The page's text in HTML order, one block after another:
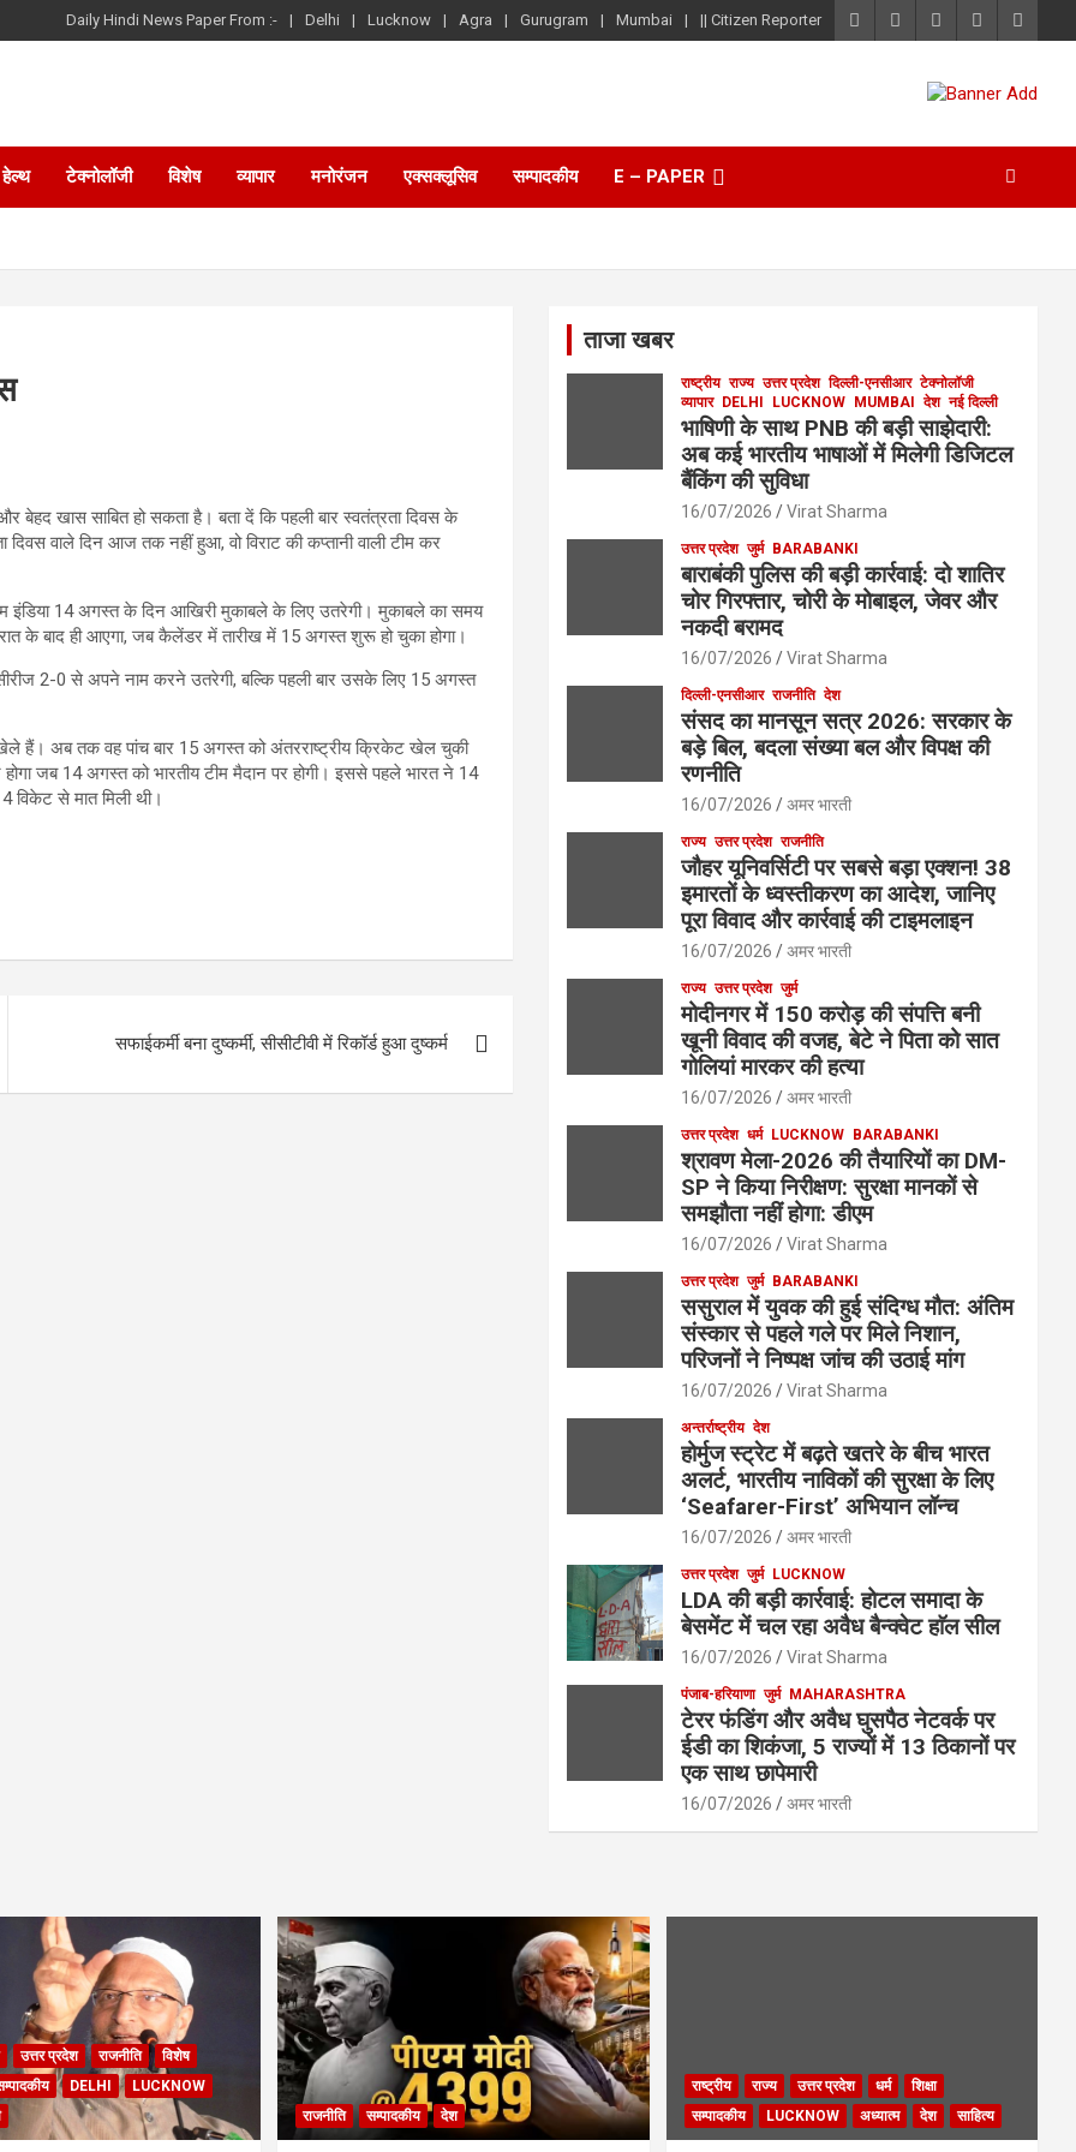
Daily Hindi News Paper From :- Delhi Lucknow Agra Gurugram Mumbai || Citizen Reporter
हेल्थ टेक्नोलॉजी विशेष व्यापार मनोरंजन एक्सक्लूसिव सम्पादकीय E – PAPER
खास साबित हो सकता है। बता दें कि पहली बार स्वतंत्रता दिवस के
वाले दिन आज तक नहीं हुआ, वो विराट की कप्तानी वाली टीम कर
14 अगस्त के दिन आखिरी मुकाबले के लिए उतरेगी। मुकाबले का समय
के बाद ही आएगा, जब कैलेंडर में तारीख में 15 अगस्त शुरू हो चुका होगा।
2-0 से अपने नाम करने उतरेगी, बल्कि पहली बार उसके लिए 15 अगस्त
हैं। अब तक वह पांच बार 15 अगस्त को अंतरराष्ट्रीय क्रिकेट खेल चुकी
जब 14 अगस्त को भारतीय टीम मैदान पर होगी। इससे पहले भारत ने 14
विकेट से मात मिली थी।
सफाईकर्मी बना दुष्कर्मी, सीसीटीवी में रिकॉर्ड हुआ दुष्कर्म
ताजा खबर
राष्ट्रीय राज्य उत्तर प्रदेश दिल्ली-एनसीआर टेक्नोलॉजी
व्यापार
DELHI LUCKNOW MUMBAI देश नई दिल्ली
भाषिणी के साथ PNB की बड़ी साझेदारी:
अब कई भारतीय भाषाओं में मिलेगी डिजिटल
बैंकिंग की सुविधा
16/07/2026 Virat Sharma
उत्तर प्रदेश जुर्म BARABANKI
बाराबंकी पुलिस की बड़ी कार्रवाई: दो शातिर
चोर गिरफ्तार, चोरी के मोबाइल, जेवर और
नकदी बरामद
16/07/2026 Virat Sharma
दिल्ली-एनसीआर राजनीति देश
संसद का मानसून सत्र 2026: सरकार के
बड़े बिल, बदला संख्या बल और विपक्ष की
रणनीति
16/07/2026 अमर भारती
राज्य उत्तर प्रदेश राजनीति
जौहर यूनिवर्सिटी पर सबसे बड़ा एक्शन! 38
इमारतों के ध्वस्तीकरण का आदेश, जानिए
पूरा विवाद और कार्रवाई की टाइमलाइन
16/07/2026 अमर भारती
राज्य उत्तर प्रदेश जुर्म
मोदीनगर में 150 करोड़ की संपत्ति बनी
खूनी विवाद की वजह, बेटे ने पिता को सात
गोलियां मारकर की हत्या
16/07/2026 अमर भारती
उत्तर प्रदेश धर्म LUCKNOW BARABANKI
श्रावण मेला-2026 की तैयारियों का DM-
SP ने किया निरीक्षण: सुरक्षा मानकों से
समझौता नहीं होगा: डीएम
16/07/2026 Virat Sharma
उत्तर प्रदेश जुर्म BARABANKI
ससुराल में युवक की हुई संदिग्ध मौत: अंतिम
संस्कार से पहले गले पर मिले निशान,
परिजनों ने निष्पक्ष जांच की उठाई मांग
16/07/2026 Virat Sharma
अन्तर्राष्ट्रीय देश
होर्मुज स्ट्रेट में बढ़ते खतरे के बीच भारत
अलर्ट, भारतीय नाविकों की सुरक्षा के लिए
‘Seafarer-First’ अभियान लॉन्च
16/07/2026 अमर भारती
उत्तर प्रदेश जुर्म LUCKNOW
LDA की बड़ी कार्रवाई: होटल समादा के
बेसमेंट में चल रहा अवैध बैन्क्वेट हाॅल सील
16/07/2026 Virat Sharma
पंजाब-हरियाणा जुर्म MAHARASHTRA
टेरर फंडिंग और अवैध घुसपैठ नेटवर्क पर
ईडी का शिकंजा, 5 राज्यों में 13 ठिकानों पर
एक साथ छापेमारी
16/07/2026 अमर भारती
उत्तर प्रदेश राजनीति
विशेष
DELHI
LUCKNOW
राजनीति सम्पादकीय देश
राष्ट्रीय राज्य उत्तर प्रदेश धर्म
शिक्षा
सम्पादकीय
LUCKNOW अध्यात्म देश साहित्य